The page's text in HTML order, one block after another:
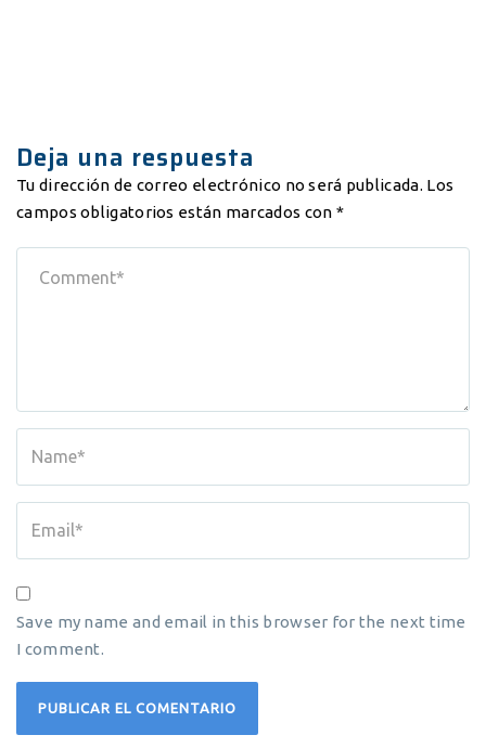
Deja una respuesta
Tu dirección de correo electrónico no será publicada. Los
campos obligatorios están marcados con *
Save my name and email in this browser for the next time
I comment.